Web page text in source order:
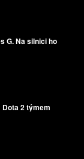
G. Na silnici ho
2 týmem